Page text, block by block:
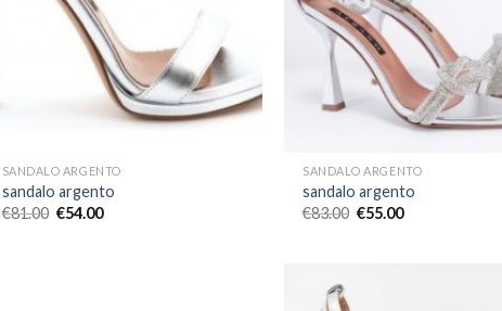
SANDALO ARGENTO
sandalo argento
€81.00 €54.00
SANDALO ARGENTO
sandalo argento
€83.00 €55.00